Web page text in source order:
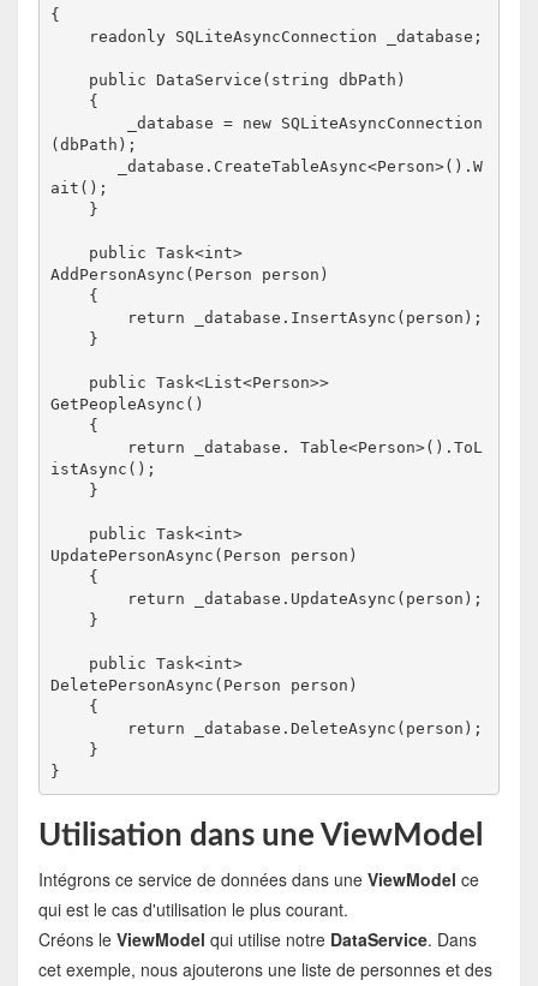
{
readonly SQLiteAsyncConnection _database;
public DataService(string dbPath)
{
_database = new SQLiteAsyncConnection
(dbPath);
_database.CreateTableAsync<Person>().W
ait();
}
public Task<int>
AddPersonAsync(Person person)
{
return _database.InsertAsync(person);
}
public Task<List<Person>>
GetPeopleAsync()
{
return _database. Table<Person>().ToL
istAsync();
}
public Task<int>
UpdatePersonAsync(Person person)
{
return _database.UpdateAsync(person);
}
public Task<int>
DeletePersonAsync(Person person)
{
return _database.DeleteAsync(person);
}
}
Utilisation dans une ViewModel
Intégrons ce service de données dans une ViewModel ce
qui est le cas d'utilisation le plus courant.
Créons le ViewModel qui utilise notre DataService. Dans
cet exemple, nous ajouterons une liste de personnes et des